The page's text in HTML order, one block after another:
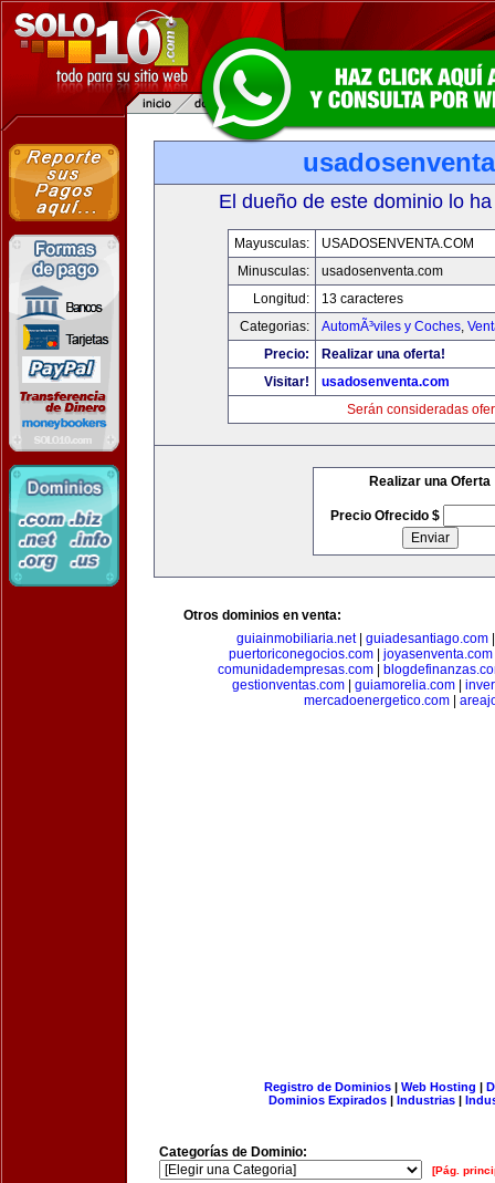
El dueño de este dominio lo
Mayusculas:
USADOSENVENTA.COM
Minusculas:
usadosenventa.com
Longitud:
13 caracteres
Categorias:
AutomÃ³viles y Coches,
Precio:
Realizar una oferta!
Visitar!
usadosenventa.com
Serán consideradas
Realizar una Oferta
Precio Ofrecido $
Otros dominios en venta:
guiainmobiliaria.net| guiadesantiago.com
puertoriconegocios.com
joyasenventa.com
comunidadempresas.com|
gestionventas.com| guiamorelia.com|
mercadoenergetico.com
Registro de Dominios| Web Hosting |
Dominios Expirados | Industrias |
Categorías de Dominio:
[Pág.